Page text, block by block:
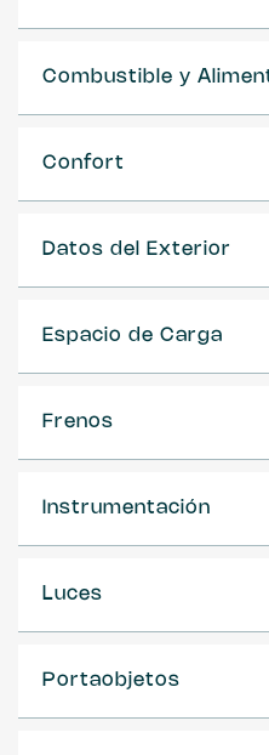
Combustible y
Confort
Datos del Exterior
Espacio de Carga
Frenos
Instrumentación
Luces
Portaobjetos